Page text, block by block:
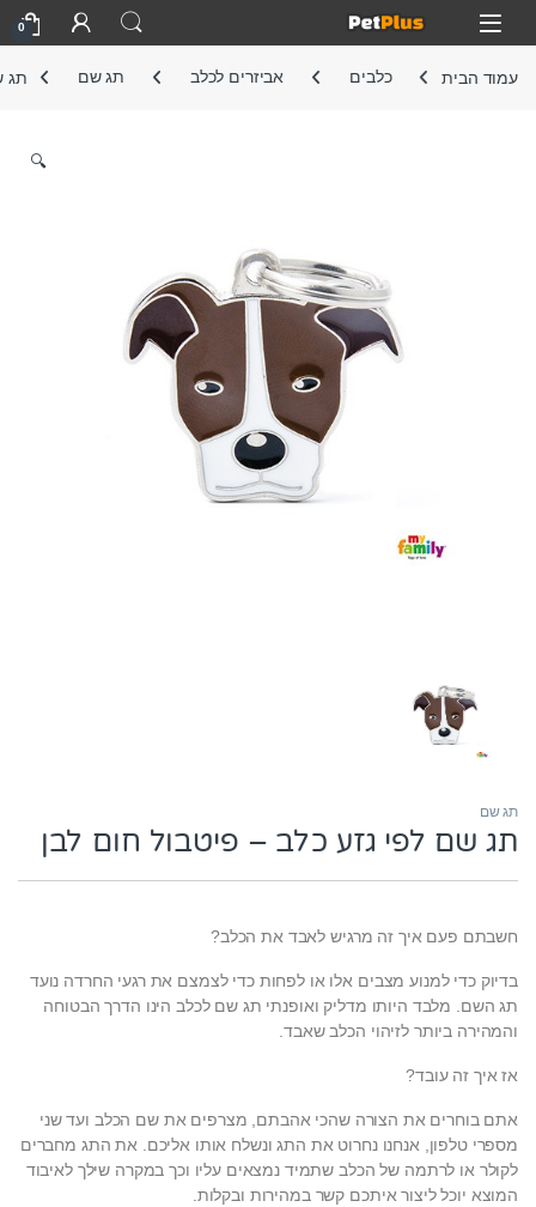
Skip to navigation
Skip to content
Open
0
עמוד הבית כלבים אביזרים לכלב תג שם תג
🔍
תג שם
תג שם לפי גזע כלב – פיטבול חום לבן
חשבתם פעם איך זה מרגיש לאבד את הכלב?
בדיוק כדי למנוע מצבים אלו או לפחות כדי לצמצם את רגעי החרדה נועד
תג השם. מלבד היותו מדליק ואופנתי תג שם לכלב הינו הדרך הבטוחה
והמהירה ביותר לזיהוי הכלב שאבד.
אז איך זה עובד?
אתם בוחרים את הצורה שהכי אהבתם, מצרפים את שם הכלב ועד שני
מספרי טלפון, אנחנו נחרוט את התג ונשלח אותו אליכם. את התג מחברים
לקולר או לרתמה של הכלב שתמיד נמצאים עליו וכך במקרה שילך לאיבוד
המוצא יוכל ליצור איתכם קשר במהירות ובקלות.